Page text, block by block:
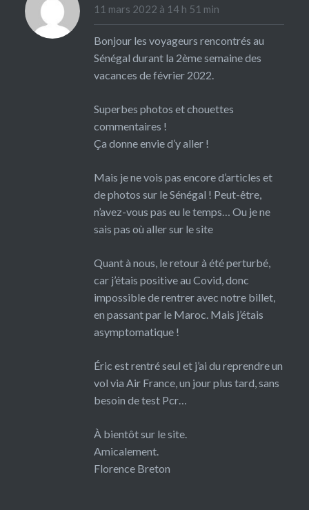
11 mars 2022 à 14 h 51 min
Bonjour les voyageurs rencontrés au
Sénégal durant la 2ème semaine des
vacances de février 2022.
Superbes photos et chouettes
commentaires !
Ça donne envie d’y aller !
Mais je ne vois pas encore d’articles et
de photos sur le Sénégal ! Peut-être,
n’avez-vous pas eu le temps… Ou je ne
sais pas où aller sur le site
Quant à nous, le retour à été perturbé,
car j’étais positive au Covid, donc
impossible de rentrer avec notre billet,
en passant par le Maroc. Mais j’étais
asymptomatique !
Éric est rentré seul et j’ai du reprendre un
vol via Air France, un jour plus tard, sans
besoin de test Pcr…
À bientôt sur le site.
Amicalement.
Florence Breton